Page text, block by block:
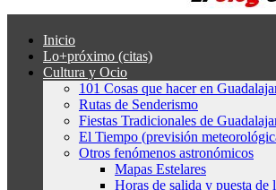
Inicio
Lo+próximo (citas)
Cultura y Ocio
101 Cosas que hacer en
Rutas de Senderismo
Fiestas Tradicionales de
El Tiempo (previsión
Otros fenómenos astronómicos
Mapas Estelares
Horas de salida y puesta de